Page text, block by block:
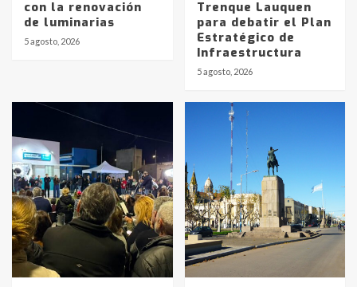
con la renovación
de luminarias
5 agosto, 2026
Trenque Lauquen
para debatir el Plan
Estratégico de
Infraestructura
5 agosto, 2026